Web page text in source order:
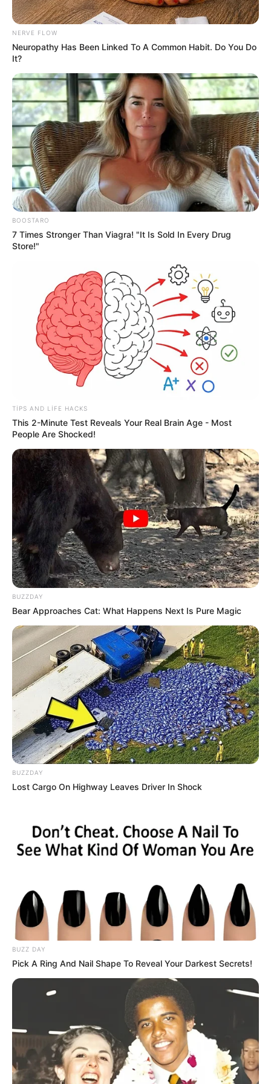
Məhkəməyə müraciət edənlərin
NƏZƏRİNƏ:İclasda iştirak etməsəniz nə
baş verəcək?
127 0 0
11:41 / 05 Avqust 2026
Prezidentin fərmanı hansı dəyişikliklərə
səbəb olacaq? -AÇIQLAMA
0
11:39 / 05 Avqust 2026 SİYASƏT
Zakir Həsənov Hava Döyüş
Komandanlığına tapşırıqlar verdi -VİDEO
133 0 0
10:18 / 05 Avqust 2026 DÜNYA
Ermənistanın Baş Qərargah rəisi
Azərbaycanla sərhədə GƏLDİ
23:10 / 04 Avqust 2026
Dəfn pulu ilə bağlırəsmi açıqlama
179
NERVE FLOW
Neuropathy Has Been Linked To A Common Habit. Do You Do
It?
BOOSTARO
7 Times Stronger Than Viagra! "It Is Sold In Every Drug
Store!"
TIPS AND LIFE HACKS
This 2-Minute Test Reveals Your Real Brain Age - Most
People Are Shocked!
BUZZDAY
Bear Approaches Cat: What Happens Next Is Pure Magic
BUZZDAY
Lost Cargo On Highway Leaves Driver In Shock
BUZZ DAY
Pick A Ring And Nail Shape To Reveal Your Darkest Secrets!